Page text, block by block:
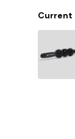
Current